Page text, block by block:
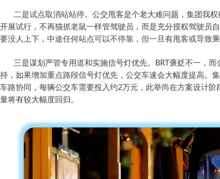
二是试点取消站站停。公交甩客是个老大难问题，集团我
开展试行，不再猫抓老鼠一样管驾驶员，而是充分授权驾驶员
要没人上下，中途任何站点可以不停靠，但一旦有甩客或导致
三是谋划严管专用道和实施信号灯优先。BRT褒贬不一，
持，如果增加重点路段信号灯优先，公交车速会大幅度提高。
车路协同，每辆公交车需要投入约2万元，此举尚在方案设计
量将有较大幅度回归。